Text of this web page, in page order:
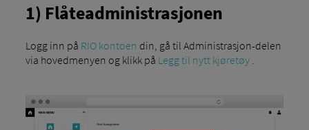
1) Flåteadministrasjonen
Logg inn på RIO kontoen din, gå til Administrasjon-delen
via hovedmenyen og klikk på Legg til nytt kjøretøy.